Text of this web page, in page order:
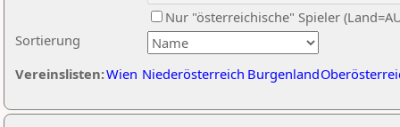
Sortierung
Nur "österreichische" Spieler
Vereinslisten:Wien Niederösterreich Burgenland